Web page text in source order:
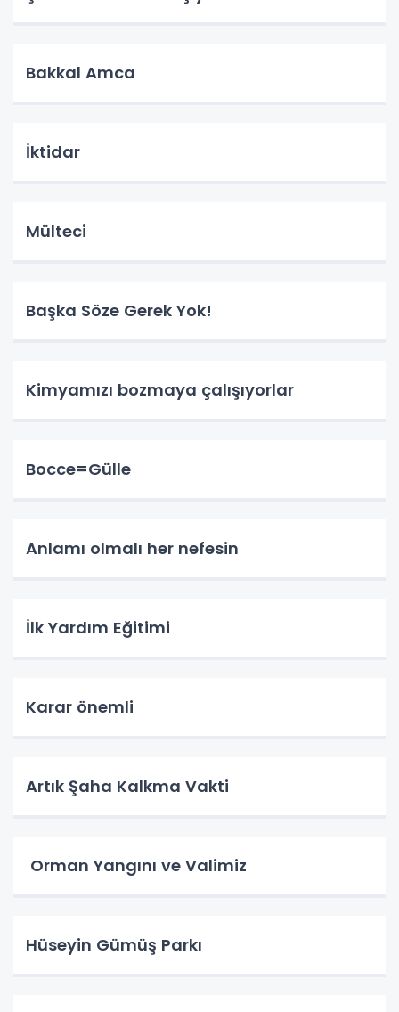
Bakkal Amca
İktidar
Mülteci
Başka Söze Gerek Yok!
Kimyamızı bozmaya çalışıyorlar
Bocce=Gülle
Anlamı olmalı her nefesin
İlk Yardım Eğitimi
Karar önemli
Artık Şaha Kalkma Vakti
Orman Yangını ve Valimiz
Hüseyin Gümüş Parkı